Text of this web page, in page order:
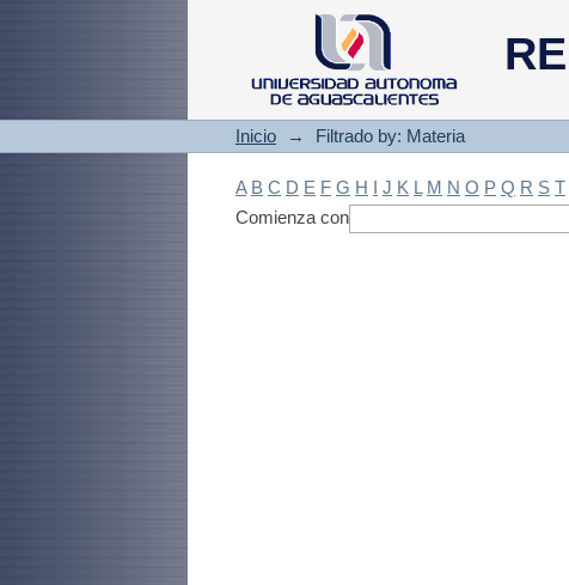
Filtrado by: Materia
Inicio → Filtrado by: Materia
A B C D E F G H I J K L M N O P Q R S T
Comienza con